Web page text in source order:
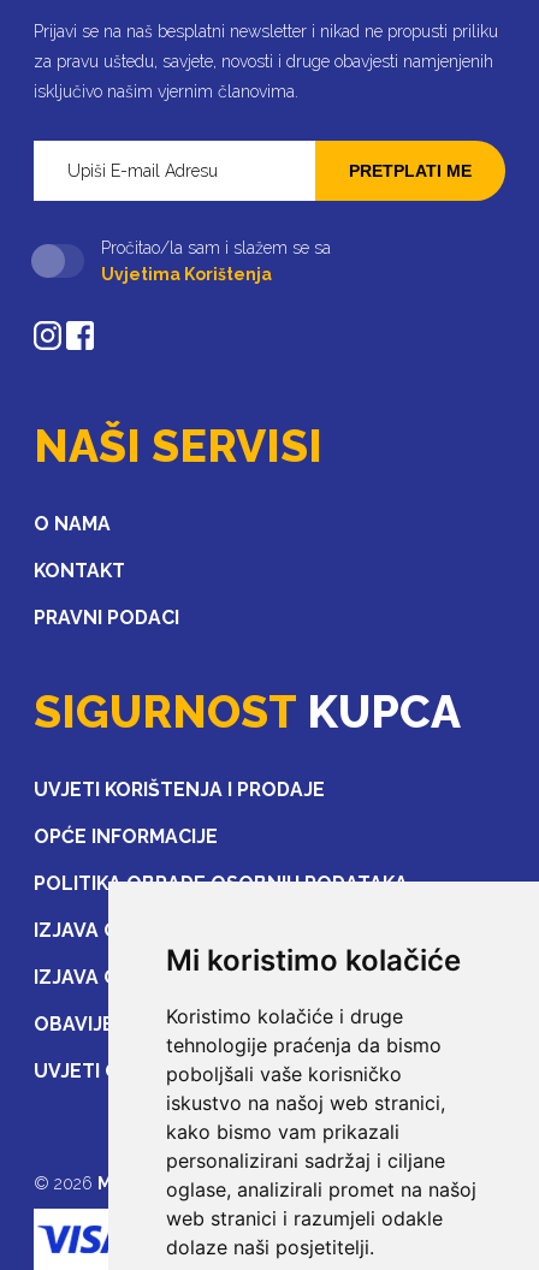
Mi koristimo kolačiće
Koristimo kolačiće i druge
tehnologije praćenja da bismo
poboljšali vaše korisničko
iskustvo na našoj web stranici,
kako bismo vam prikazali
personalizirani sadržaj i ciljane
oglase, analizirali promet na našoj
web stranici i razumjeli odakle
dolaze naši posjetitelji.
Prijavi se na naš besplatni newsletter i nikad ne propusti priliku
za pravu uštedu, savjete, novosti i druge obavjesti namjenjenih
isključivo našim vjernim članovima.
PRETPLATI ME
Pročitao/la sam i slažem se sa
Uvjetima Korištenja
NAŠI SERVISI
O NAMA
KONTAKT
PRAVNI PODACI
SIGURNOST KUPCA
UVJETI KORIŠTENJA I PRODAJE
OPĆE INFORMACIJE
POLITIKA OBRADE OSOBNIH PODATAKA
IZJAVA O ZAŠTITI OSOBNIH PODATAKA
IZJAVA O ZAŠTITI PRIJENOSA PODATAKA
OBAVIJEST POTROŠAČIMA
UVJETI OSIGURANJA
© 2026 MOJE OSIGURANJE